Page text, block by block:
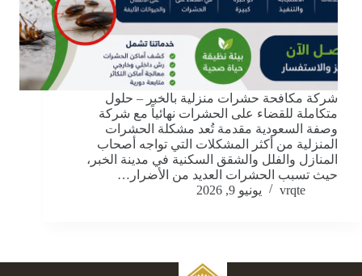
شركة مكافحة حشرات منزلية بالخبر – حلول
متكاملة للقضاء على الحشرات نهائياً مع شركة
وصفة السعودية مقدمة تُعد مشكلة الحشرات
المنزلية من أكثر المشكلات التي تواجه أصحاب
المنازل والفلل والشقق السكنية في مدينة الخبر،
حيث تسبب الحشرات العديد من الأضرار…
vrqte
يونيو 9, 2026